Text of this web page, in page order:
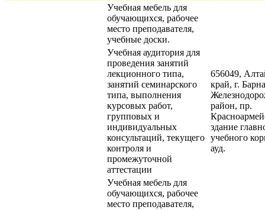
Учебная мебель для
обучающихся, рабочее
место преподавателя,
учебные доски.
Учебная аудитория для
проведения занятий
лекционного типа,
занятий семинарского
типа, выполнения
курсовых работ,
групповых и
индивидуальных
консультаций, текущего
контроля и
промежуточной
аттестации
656049,
край, г.
район, пр.
здание
учебного
ауд.
Учебная мебель для
обучающихся, рабочее
место преподавателя,